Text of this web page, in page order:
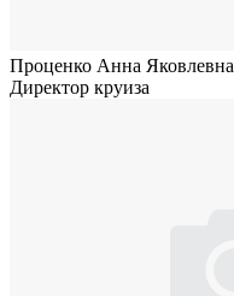
Проценко Анна Яковлевна
Директор круиза